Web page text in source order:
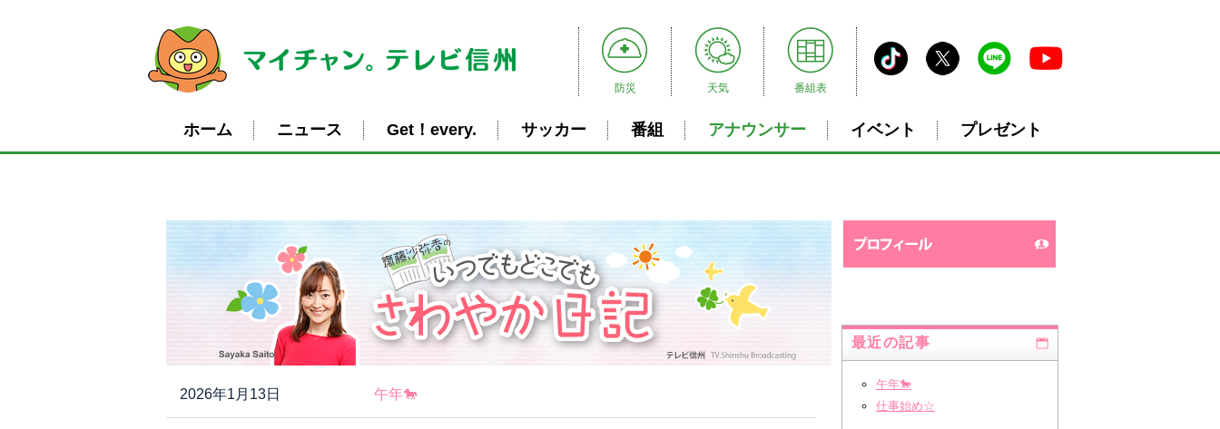
防災 天気 番組表
ホーム ニュース Get！every. サッカー 番組 アナウンサー イベント プレゼント
2026年1月13日 午年🐎
最近の記事
午年🐎
仕事始め☆